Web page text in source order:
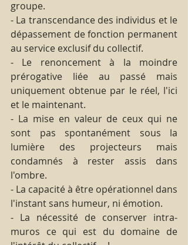
groupe.
- La transcendance des individus et le
dépassement de fonction permanent
au service exclusif du collectif.
- Le renoncement à la moindre
prérogative liée au passé mais
uniquement obtenue par le réel, l'ici
et le maintenant.
- La mise en valeur de ceux qui ne
sont pas spontanément sous la
lumière des projecteurs mais
condamnés à rester assis dans
l'ombre.
- La capacité à être opérationnel dans
l'instant sans humeur, ni émotion.
- La nécessité de conserver intra-
muros ce qui est du domaine de